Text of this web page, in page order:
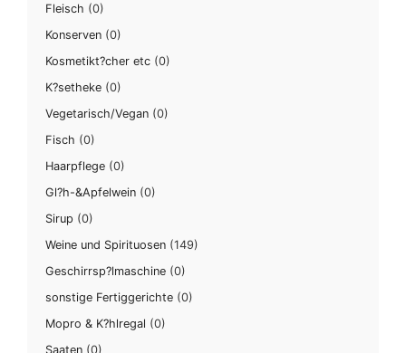
Fleisch (0)
Konserven (0)
Kosmetikt?cher etc (0)
K?setheke (0)
Vegetarisch/Vegan (0)
Fisch (0)
Haarpflege (0)
Gl?h-&Apfelwein (0)
Sirup (0)
Weine und Spirituosen (149)
Geschirrsp?lmaschine (0)
sonstige Fertiggerichte (0)
Mopro & K?hlregal (0)
Saaten (0)